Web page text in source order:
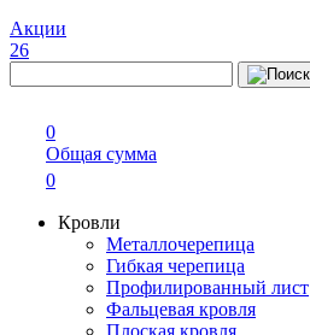
Акции
26
0
Общая сумма
0
Кровли
Металлочерепица
Гибкая черепица
Профилированный лист
Фальцевая кровля
Плоская кровля